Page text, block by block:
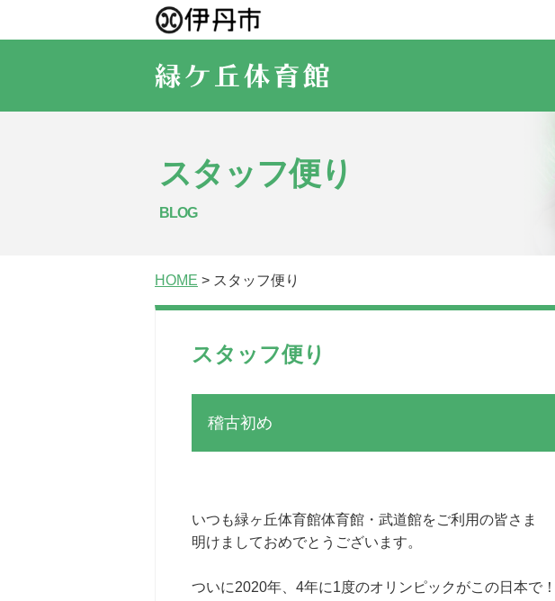
スタッフ便り
BLOG
HOME > スタッフ便り
スタッフ便り
稽古初め
いつも緑ヶ丘体育館体育館・武道館をご利用の皆さま
明けましておめでとうございます。
ついに2020年、4年に1度のオリンピックがこの日本で